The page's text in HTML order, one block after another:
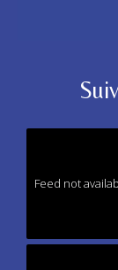
Feed not